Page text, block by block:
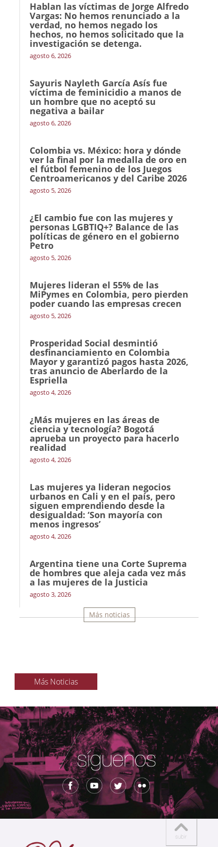
Hablan las víctimas de Jorge Alfredo
Vargas: No hemos renunciado a la
verdad, no hemos negado los
hechos, no hemos solicitado que la
investigación se detenga.
agosto 6, 2026
Sayuris Nayleth García Asís fue
víctima de feminicidio a manos de
un hombre que no aceptó su
negativa a bailar
agosto 6, 2026
Colombia vs. México: hora y dónde
ver la final por la medalla de oro en
el fútbol femenino de los Juegos
Centroamericanos y del Caribe 2026
agosto 5, 2026
¿El cambio fue con las mujeres y
personas LGBTIQ+? Balance de las
políticas de género en el gobierno
Petro
agosto 5, 2026
Mujeres lideran el 55% de las
MiPymes en Colombia, pero pierden
poder cuando las empresas crecen
agosto 5, 2026
Prosperidad Social desmintió
desfinanciamiento en Colombia
Mayor y garantizó pagos hasta 2026,
tras anuncio de Aberlardo de la
Espriella
agosto 4, 2026
¿Más mujeres en las áreas de
ciencia y tecnología? Bogotá
aprueba un proyecto para hacerlo
realidad
agosto 4, 2026
Las mujeres ya lideran negocios
urbanos en Cali y en el país, pero
siguen emprendiendo desde la
desigualdad: ‘Son mayoría con
menos ingresos’
agosto 4, 2026
Argentina tiene una Corte Suprema
de hombres que aleja cada vez más
a las mujeres de la Justicia
agosto 3, 2026
Más noticias
Más Noticias